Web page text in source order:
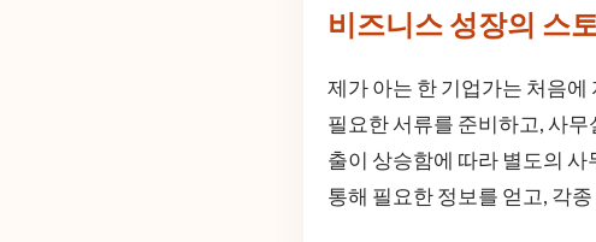
비즈니스 성장의 스
제가 아는 한 기업가는 처음
필요한 서류를 준비하고, 사
출이 상승함에 따라 별도의
통해 필요한 정보를 얻고, 각